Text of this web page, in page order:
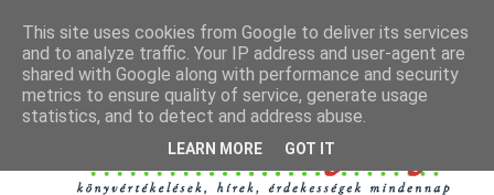
This site uses cookies from Google to deliver its services
and to analyze traffic. Your IP address and user-agent are
shared with Google along with performance and security
metrics to ensure quality of service, generate usage
statistics, and to detect and address abuse.
LEARN MORE GOT IT